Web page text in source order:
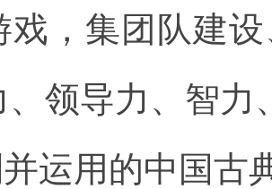
戏，集团队建
、领导力、智力
运用的中国古